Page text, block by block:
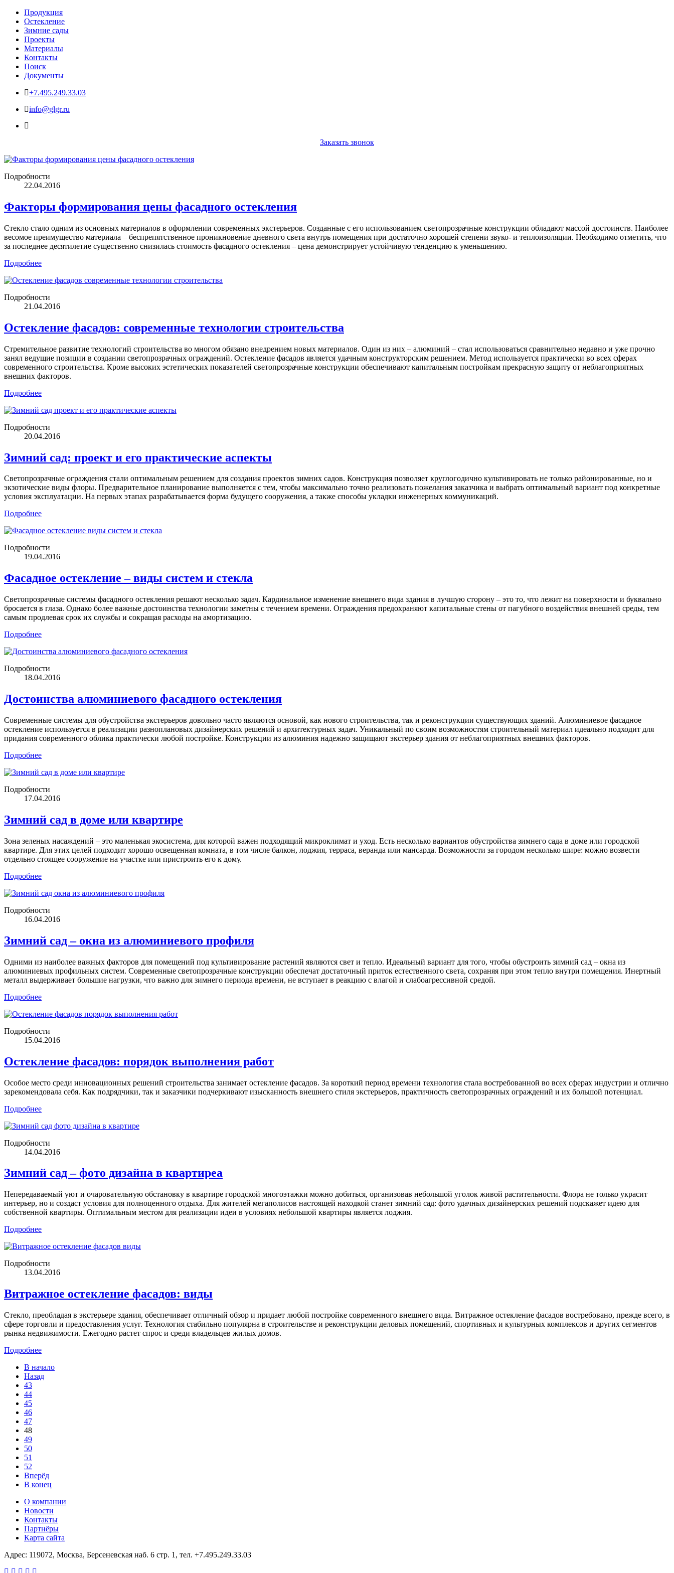
Продукция
Остекление
Зимние сады
Проекты
Материалы
Контакты
Поиск
Документы
+7.495.249.33.03
info@glgr.ru
Заказать звонок
Подробности
22.04.2016
Факторы формирования цены фасадного остекления
Стекло стало одним из основных материалов в оформлении современных экстерьеров. Созданные с его использованием светопрозрачные конструкции обладают массой достоинств. Наиболее
весомое преимущество материала – беспрепятственное проникновение дневного света внутрь помещения при достаточно хорошей степени звуко- и теплоизоляции. Необходимо отметить, что
за последнее десятилетие существенно снизилась стоимость фасадного остекления – цена демонстрирует устойчивую тенденцию к уменьшению.
Подробнее
Подробности
21.04.2016
Остекление фасадов: современные технологии строительства
Стремительное развитие технологий строительства во многом обязано внедрением новых материалов. Один из них – алюминий – стал использоваться сравнительно недавно и уже прочно
занял ведущие позиции в создании светопрозрачных ограждений. Остекление фасадов является удачным конструкторским решением. Метод используется практически во всех сферах
современного строительства. Кроме высоких эстетических показателей светопрозрачные конструкции обеспечивают капитальным постройкам прекрасную защиту от неблагоприятных
внешних факторов.
Подробнее
Подробности
20.04.2016
Зимний сад: проект и его практические аспекты
Светопрозрачные ограждения стали оптимальным решением для создания проектов зимних садов. Конструкция позволяет круглогодично культивировать не только районированные, но и
экзотические виды флоры. Предварительное планирование выполняется с тем, чтобы максимально точно реализовать пожелания заказчика и выбрать оптимальный вариант под конкретные
условия эксплуатации. На первых этапах разрабатывается форма будущего сооружения, а также способы укладки инженерных коммуникаций.
Подробнее
Подробности
19.04.2016
Фасадное остекление – виды систем и стекла
Светопрозрачные системы фасадного остекления решают несколько задач. Кардинальное изменение внешнего вида здания в лучшую сторону – это то, что лежит на поверхности и буквально
бросается в глаза. Однако более важные достоинства технологии заметны с течением времени. Ограждения предохраняют капитальные стены от пагубного воздействия внешней среды, тем
самым продлевая срок их службы и сокращая расходы на амортизацию.
Подробнее
Подробности
18.04.2016
Достоинства алюминиевого фасадного остекления
Современные системы для обустройства экстерьеров довольно часто являются основой, как нового строительства, так и реконструкции существующих зданий. Алюминиевое фасадное
остекление используется в реализации разноплановых дизайнерских решений и архитектурных задач. Уникальный по своим возможностям строительный материал идеально подходит для
придания современного облика практически любой постройке. Конструкции из алюминия надежно защищают экстерьер здания от неблагоприятных внешних факторов.
Подробнее
Подробности
17.04.2016
Зимний сад в доме или квартире
Зона зеленых насаждений – это маленькая экосистема, для которой важен подходящий микроклимат и уход. Есть несколько вариантов обустройства зимнего сада в доме или городской
квартире. Для этих целей подходит хорошо освещенная комната, в том числе балкон, лоджия, терраса, веранда или мансарда. Возможности за городом несколько шире: можно возвести
отдельно стоящее сооружение на участке или пристроить его к дому.
Подробнее
Подробности
16.04.2016
Зимний сад – окна из алюминиевого профиля
Одними из наиболее важных факторов для помещений под культивирование растений являются свет и тепло. Идеальный вариант для того, чтобы обустроить зимний сад – окна из
алюминиевых профильных систем. Современные светопрозрачные конструкции обеспечат достаточный приток естественного света, сохраняя при этом тепло внутри помещения. Инертный
металл выдерживает большие нагрузки, что важно для зимнего периода времени, не вступает в реакцию с влагой и слабоагрессивной средой.
Подробнее
Подробности
15.04.2016
Остекление фасадов: порядок выполнения работ
Особое место среди инновационных решений строительства занимает остекление фасадов. За короткий период времени технология стала востребованной во всех сферах индустрии и отлично
зарекомендовала себя. Как подрядчики, так и заказчики подчеркивают изысканность внешнего стиля экстерьеров, практичность светопрозрачных ограждений и их большой потенциал.
Подробнее
Подробности
14.04.2016
Зимний сад – фото дизайна в квартиреa
Непередаваемый уют и очаровательную обстановку в квартире городской многоэтажки можно добиться, организовав небольшой уголок живой растительности. Флора не только украсит
интерьер, но и создаст условия для полноценного отдыха. Для жителей мегаполисов настоящей находкой станет зимний сад: фото удачных дизайнерских решений подскажет идею для
собственной квартиры. Оптимальным местом для реализации идеи в условиях небольшой квартиры является лоджия.
Подробнее
Подробности
13.04.2016
Витражное остекление фасадов: виды
Стекло, преобладая в экстерьере здания, обеспечивает отличный обзор и придает любой постройке современного внешнего вида. Витражное остекление фасадов востребовано, прежде всего, в
сфере торговли и предоставления услуг. Технология стабильно популярна в строительстве и реконструкции деловых помещений, спортивных и культурных комплексов и других сегментов
рынка недвижимости. Ежегодно растет спрос и среди владельцев жилых домов.
Подробнее
В начало
Назад
43
44
45
46
47
48
49
50
51
52
Вперёд
В конец
О компании
Новости
Контакты
Партнёры
Карта сайта
Адрес: 119072, Москва, Берсеневская наб. 6 стр. 1, тел. +7.495.249.33.03